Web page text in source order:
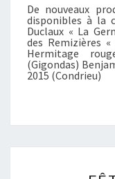
De nouveaux
disponibles à la
Duclaux « La
des Remizières
Hermitage
(Gigondas)
2015 (Condrieu)